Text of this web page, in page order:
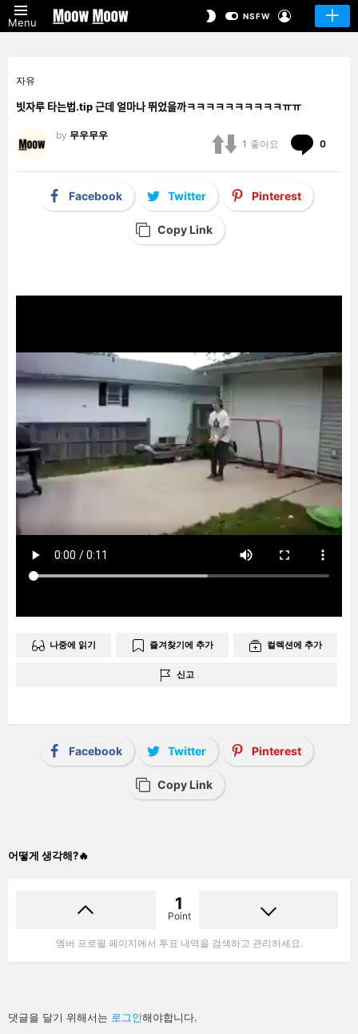
Menu
SWITCHNSFW
자유
빗자루 타는법.tip 근데 얼마나 뛰었을까ㅋㅋㅋㅋㅋㅋㅋㅋㅋㅋㅠㅠ
by 무우무우
1 좋아요 0
Facebook Twitter Pinterest
Copy Link
나중에 읽기 즐겨찾기에 추가 컬렉션에 추가
신고
Facebook Twitter Pinterest
Copy Link
어떻게 생각해?🔥
1
Point
멤버 프로필 페이지에서 투표 내역을 검색하고 관리하세요.
답
글
댓글을 달기 위해서는 로그인해야합니다.